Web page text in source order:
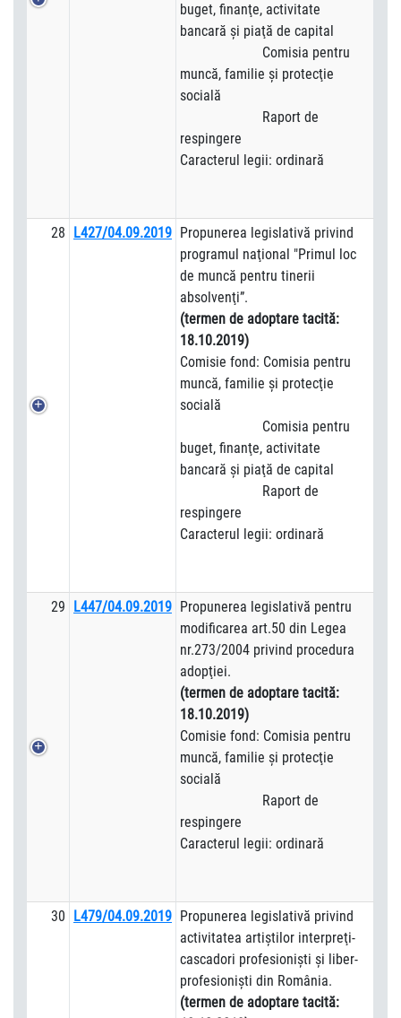
buget, finanţe, activitate
bancară şi piaţă de capital
Comisia pentru
muncă, familie şi protecţie
socială
Raport de
respingere
Caracterul legii: ordinară
28 L427/04.09.2019 Propunerea legislativă privind
programul naţional "Primul loc
de muncă pentru tinerii
absolvenţi”.
(termen de adoptare tacită:
18.10.2019)
Comisie fond: Comisia pentru
muncă, familie şi protecţie
socială
Comisia pentru
buget, finanţe, activitate
bancară şi piaţă de capital
Raport de
respingere
Caracterul legii: ordinară
29 L447/04.09.2019 Propunerea legislativă pentru
modificarea art.50 din Legea
nr.273/2004 privind procedura
adopţiei.
(termen de adoptare tacită:
18.10.2019)
Comisie fond: Comisia pentru
muncă, familie şi protecţie
socială
Raport de
respingere
Caracterul legii: ordinară
30 L479/04.09.2019 Propunerea legislativă privind
activitatea artiştilor interpreţi-
cascadori profesionişti şi liber-
profesionişti din România.
(termen de adoptare tacită: